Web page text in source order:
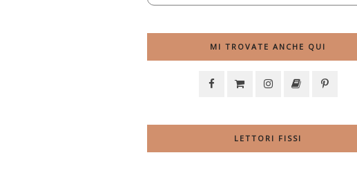
MI TROVATE ANCHE QUI
LETTORI FISSI